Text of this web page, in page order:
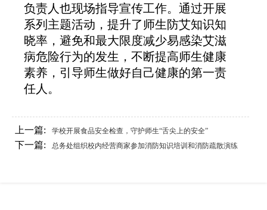
负责人也现场指导宣传工作。 通过开展
系列主题活动 ， 提升了 师生防艾知识知
晓率，避免和最大限度减少易感染艾滋
病危险行为的发生，不断提高师生健康
素养 ， 引导师生做好自己健康的第一责
任人 。
上一篇: 学校开展食品安全检查，守护师生“舌尖上的安全”
下一篇: 总务处组织校内经营商家参加消防知识培训和消防疏散演练